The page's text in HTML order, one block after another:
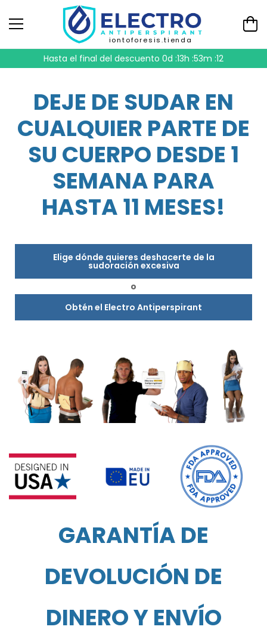
iontoforesis.tienda
Hasta el final del descuento0d :13h :53m :11
DEJE DE SUDAR EN
CUALQUIER PARTE DE
SU CUERPO DESDE 1
SEMANA PARA
HASTA 11 MESES!
Elige dónde quieres deshacerte de la
sudoración excesiva
o
Obtén el Electro Antiperspirant
GARANTÍA DE
DEVOLUCIÓN DE
DINERO Y ENVÍO